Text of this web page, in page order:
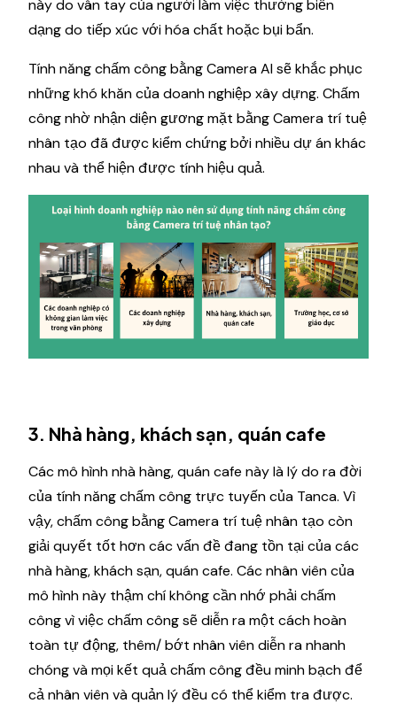
này do vân tay của người làm việc thường biến
dạng do tiếp xúc với hóa chất hoặc bụi bẩn.
Tính năng chấm công bằng Camera AI sẽ khắc phục
những khó khăn của doanh nghiệp xây dựng. Chấm
công nhờ nhận diện gương mặt bằng Camera trí tuệ
nhân tạo đã được kiểm chứng bởi nhiều dự án khác
nhau và thể hiện được tính hiệu quả.
3. Nhà hàng, khách sạn, quán cafe
Các mô hình nhà hàng, quán cafe này là lý do ra đời
của tính năng chấm công trực tuyến của Tanca. Vì
vậy, chấm công bằng Camera trí tuệ nhân tạo còn
giải quyết tốt hơn các vấn đề đang tồn tại của các
nhà hàng, khách sạn, quán cafe. Các nhân viên của
mô hình này thậm chí không cần nhớ phải chấm
công vì việc chấm công sẽ diễn ra một cách hoàn
toàn tự động, thêm/ bớt nhân viên diễn ra nhanh
chóng và mọi kết quả chấm công đều minh bạch để
cả nhân viên và quản lý đều có thể kiểm tra được.